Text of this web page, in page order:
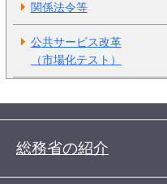
関係法令等
公共サービス改革
（市場化テスト）
総務省の紹介